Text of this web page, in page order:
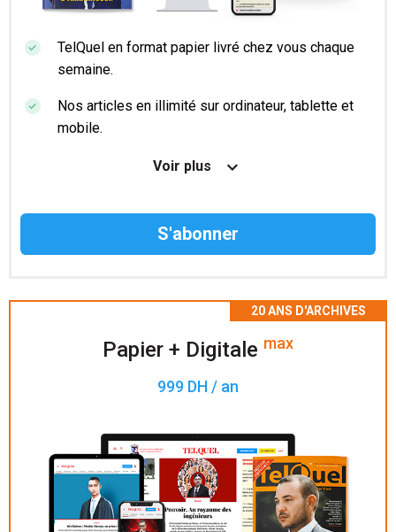
TelQuel en format papier livré chez vous chaque
semaine.
Nos articles en illimité sur ordinateur, tablette et
mobile.
Le magazine TelQuel en numérique avant la sortie
Voir plus
Papier + Digitale max
999 DH / an